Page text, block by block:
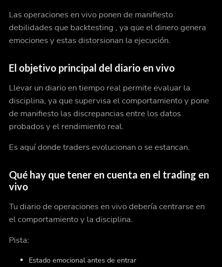
Las operaciones en vivo ponen de manifiesto
debilidades que backtesting , ya que el dinero genera
emociones y estas distorsionan la ejecución.
El objetivo principal del diario en vivo
Llevar un diario en tiempo real permite evaluar la
disciplina, ya que supervisa el comportamiento y pone
de manifiesto las discrepancias entre los datos
probados y el rendimiento real.
Es aquí donde traders evolucionan o se estancan.
Qué hay que tener en cuenta en el trading en
vivo
Tu diario de operaciones en vivo debería centrarse en
el comportamiento y la disciplina.
Pista:
Estado emocional antes de entrar